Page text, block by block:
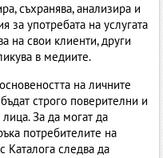
съхранява, анализира и
за употребата на услугата
на свои клиенти, други
в медиите.
на личните
строго поверителни и
За да могат да
потребителите на
следва да